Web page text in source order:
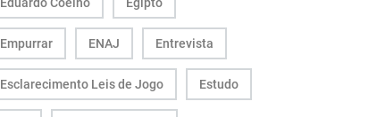
Empurrar ENAJ Entrevista
Esclarecimento Leis de Jogo Estudo